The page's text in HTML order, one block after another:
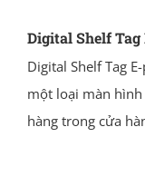
Digital Shelf Tag
Digital Shelf Tag
một loại màn
hàng trong cửa